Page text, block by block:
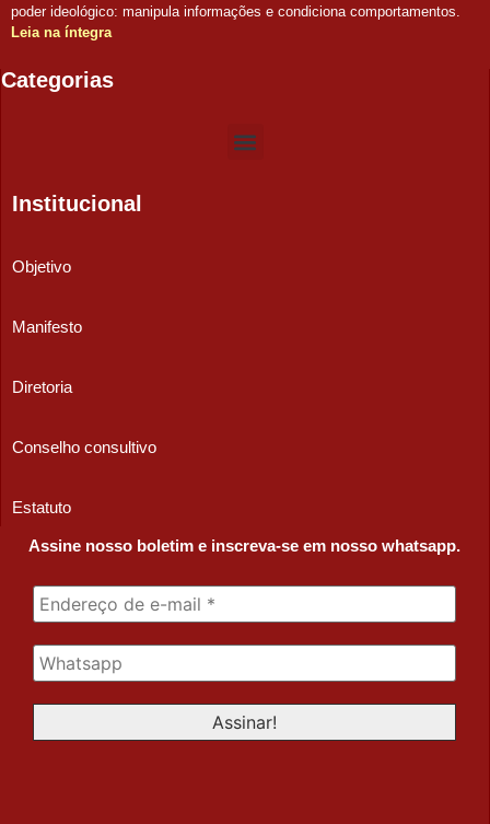
poder ideológico: manipula informações e condiciona comportamentos.
Leia na íntegra
Categorias
Institucional
Objetivo
Manifesto
Diretoria
Conselho consultivo
Estatuto
Assine nosso boletim e inscreva-se em nosso whatsapp.